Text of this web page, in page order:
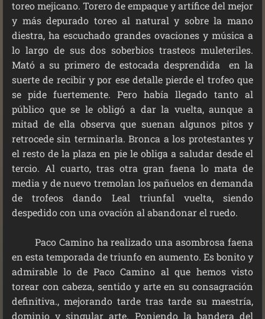
toreo mejicano. Torero de empaque y artífice del mejor
y más depurado toreo al natural y sobre la mano
diestra, ha escuchado grandes ovaciones y música a
lo largo de sus dos soberbios trasteos muleteriles.
Mató a su primero de estocada desprendida en la
suerte de recibir y por ese detalle pierde el trofeo que
se pide fuertemente. Pero había llegado tanto al
público que se le obligó a dar la vuelta, aunque a
mitad de ella observa que suenan algunos pitos y
retrocede sin terminarla. Bronca a los protestantes y
el resto de la plaza en pie le obliga a saludar desde el
tercio. Al cuarto, tras otra gran faena lo mata de
media y de nuevo tremolan los pañuelos en demanda
de trofeos dando Leal triunfal vuelta, siendo
despedido con una ovación al abandonar el ruedo.
Paco Camino ha realizado una asombrosa faena
en esta temporada de triunfo en aumento. Es bonito y
admirable lo de Paco Camino al que hemos visto
torear con cabeza, sentido y arte en su consagración
definitiva., mejorando tarde tras tarde su maestría,
dominio y singular arte. Poniendo la bandera del